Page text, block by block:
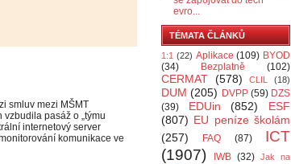
smluv mezi MŠMT
pasáž o „týmu
internetový server
komunikace ve
evro...
TÉMATA ČLÁNKŮ
1:1 (22) Aplikace (109) BYOD
(34)
Bezplatně (102)
CERMAT (578) CLIL (18)
DUM (205) DVPP (59) DZS
(39)
EDUin (852)
ESF
(807) EU peníze školám
(257)
FAQ (87)
ICT
(1907)
IWB (32) Jak na